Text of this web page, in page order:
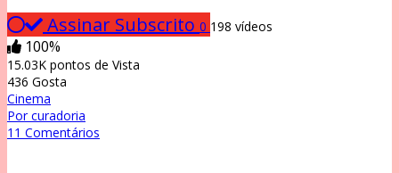
Assinar Subscrito 0 198 vídeos
100%
15.03K pontos de Vista
436 Gosta
Cinema
Por curadoria
11 Comentários